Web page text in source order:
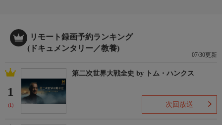
されるメスライオン。２頭のヒョウによる激しい縄張り争い。ハ
イエナの群れに獲物のアフリカスイギュウを横取りされるオスラ
イオン。ハイエナとリカオンによる獲物の奪い合い。ほかにも思
わずハッと息をのむような映像満載でお届けする。
リモート録画予約ランキング
(ドキュメンタリー／教養)
07/30更新
1
(1)
第二次世界大戦全史 by トム・ハンクス
次回放送